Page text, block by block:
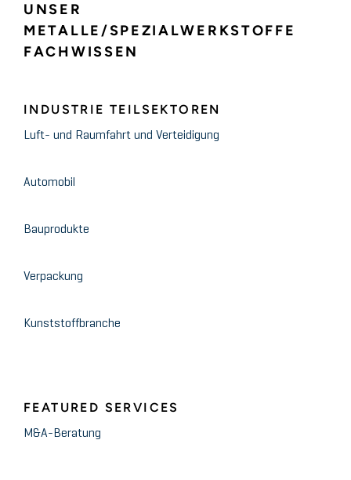
UNSER
METALLE/SPEZIALWERKSTOFFE
FACHWISSEN
INDUSTRIE TEILSEKTOREN
Luft- und Raumfahrt und Verteidigung
Automobil
Bauprodukte
Verpackung
Kunststoffbranche
FEATURED SERVICES
M&A-Beratung